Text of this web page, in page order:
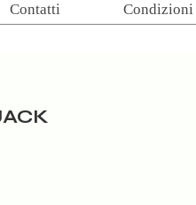
Contatti Condizioni